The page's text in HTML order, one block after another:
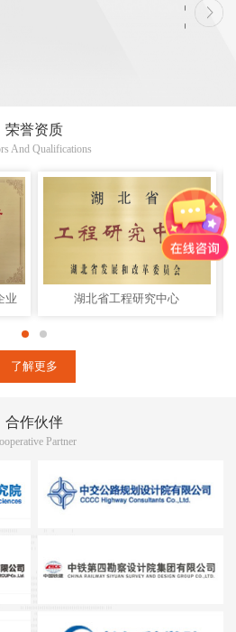
▸建立Y-
▸建立系
荣誉资质
And Qualifications
业 湖北省工程研究中心
了解更多
合作伙伴
Partner